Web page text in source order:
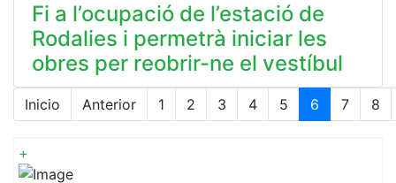
Fi a l’ocupació de l’estació de
Rodalies i permetrà iniciar les
obres per reobrir-ne el vestíbul
Página 6 de 15
Inicio Anterior 1 2 3 4 5 6 7 8
+